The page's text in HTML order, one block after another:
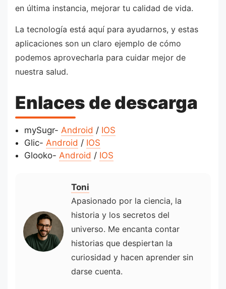
en última instancia, mejorar tu calidad de vida.
La tecnología está aquí para ayudarnos, y estas
aplicaciones son un claro ejemplo de cómo
podemos aprovecharla para cuidar mejor de
nuestra salud.
Enlaces de descarga
mySugr- Android / IOS
Glic- Android / IOS
Glooko- Android / IOS
Toni
Apasionado por la ciencia, la
historia y los secretos del
universo. Me encanta contar
historias que despiertan la
curiosidad y hacen aprender sin
darse cuenta.